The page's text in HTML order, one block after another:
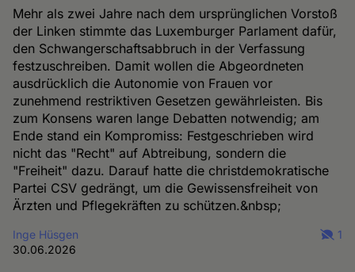
Mehr als zwei Jahre nach dem ursprünglichen Vorstoß
der Linken stimmte das Luxemburger Parlament dafür,
den Schwangerschaftsabbruch in der Verfassung
festzuschreiben. Damit wollen die Abgeordneten
ausdrücklich die Autonomie von Frauen vor
zunehmend restriktiven Gesetzen gewährleisten. Bis
zum Konsens waren lange Debatten notwendig; am
Ende stand ein Kompromiss: Festgeschrieben wird
nicht das "Recht" auf Abtreibung, sondern die
"Freiheit" dazu. Darauf hatte die christdemokratische
Partei CSV gedrängt, um die Gewissensfreiheit von
Ärzten und Pflegekräften zu schützen.&nbsp;
Inge Hüsgen
30.06.2026
1